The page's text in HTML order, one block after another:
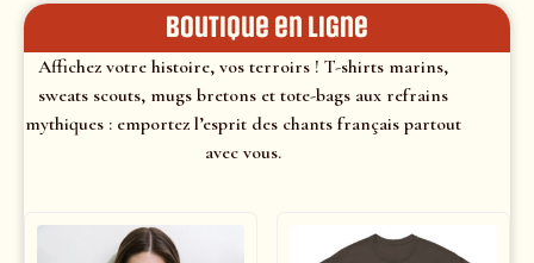
Boutique en ligne
Affichez votre histoire, vos terroirs ! T-shirts marins,
sweats scouts, mugs bretons et tote-bags aux refrains
mythiques : emportez l’esprit des chants français partout
avec vous.